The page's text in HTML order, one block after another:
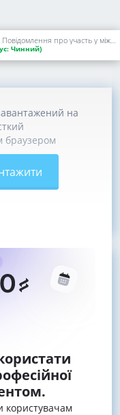
Щодо особливостей складання Повідомлення про участь у міжнародній групі компаній
Чинний)
на
браузером
користувачам